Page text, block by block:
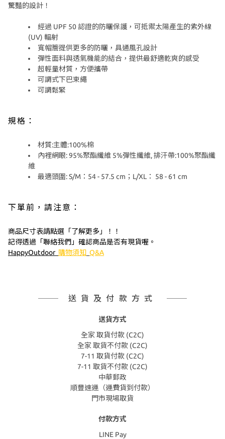
驚豔的設計！
經過 UPF 50 認證的防曬保護，可抵禦太陽產生的紫外線
(UV) 輻射
寬帽簷提供更多的防曬，具通風孔設計
彈性面料與透氣機能的結合，提供最舒適乾爽的感受
超輕量材質，方便攜帶
可調式下巴束繩
可調鬆緊
規格：
材質:主體:100%棉
內裡網眼: 95%聚酯纖維 5%彈性纖維, 排汗帶:100%聚酯纖
維
最適頭圍: S/M：54 - 57.5 cm；L/XL： 58 - 61 cm
下單前，請注意：
商品尺寸表請點選「了解更多」！！
記得透過「聯絡我們」確認商品是否有現貨喔。
HappyOutdoor 購物須知 Q&A
送貨及付款方式
送貨方式
全家 取貨付款 (C2C)
全家 取貨不付款 (C2C)
7-11 取貨付款 (C2C)
7-11 取貨不付款 (C2C)
中華郵政
順豐速運（運費貨到付款）
門市現場取貨
付款方式
LINE Pay